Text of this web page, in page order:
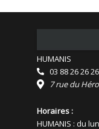
HUMANIS
03 88 26 26 26
7 rue du
Horaires :
HUMANIS : du